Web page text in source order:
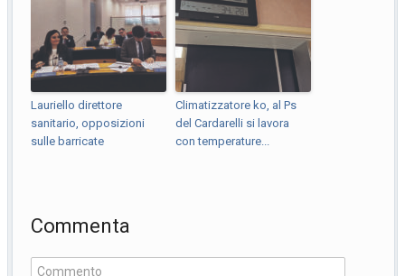
Lauriello direttore
sanitario, opposizioni
sulle barricate
Climatizzatore ko, al Ps
del Cardarelli si lavora
con temperature...
Commenta